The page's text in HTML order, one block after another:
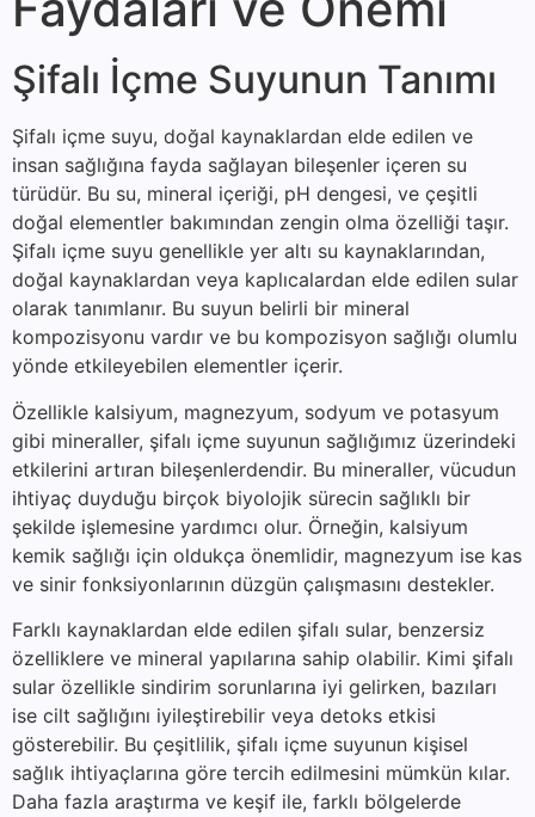
Şifalı İçme Suyunun Tanımı
Şifalı içme suyu, doğal kaynaklardan elde edilen ve
insan sağlığına fayda sağlayan bileşenler içeren su
türüdür. Bu su, mineral içeriği, pH dengesi, ve çeşitli
doğal elementler bakımından zengin olma özelliği taşır.
Şifalı içme suyu genellikle yer altı su kaynaklarından,
doğal kaynaklardan veya kaplıcalardan elde edilen sular
olarak tanımlanır. Bu suyun belirli bir mineral
kompozisyonu vardır ve bu kompozisyon sağlığı olumlu
yönde etkileyebilen elementler içerir.
Özellikle kalsiyum, magnezyum, sodyum ve potasyum
gibi mineraller, şifalı içme suyunun sağlığımız üzerindeki
etkilerini artıran bileşenlerdendir. Bu mineraller, vücudun
ihtiyaç duyduğu birçok biyolojik sürecin sağlıklı bir
şekilde işlemesine yardımcı olur. Örneğin, kalsiyum
kemik sağlığı için oldukça önemlidir, magnezyum ise kas
ve sinir fonksiyonlarının düzgün çalışmasını destekler.
Farklı kaynaklardan elde edilen şifalı sular, benzersiz
özelliklere ve mineral yapılarına sahip olabilir. Kimi şifalı
sular özellikle sindirim sorunlarına iyi gelirken, bazıları
ise cilt sağlığını iyileştirebilir veya detoks etkisi
gösterebilir. Bu çeşitlilik, şifalı içme suyunun kişisel
sağlık ihtiyaçlarına göre tercih edilmesini mümkün kılar.
Daha fazla araştırma ve keşif ile, farklı bölgelerde